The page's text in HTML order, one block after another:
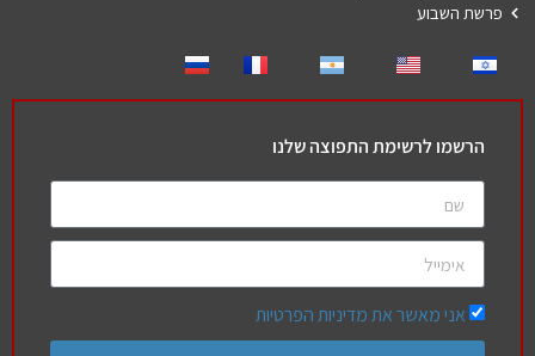
פרשת השבוע
הרשמו לרשימת התפוצה שלנו
אני מאשר את מדיניות הפרטיות